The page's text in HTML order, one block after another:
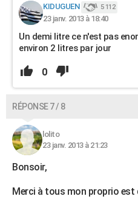
KIDUGUEN 5 112
23 janv. 2013 à 18:40
Un demi litre ce n'est pas
environ 2 litres par jour
0
RÉPONSE 7 / 8
lolito
23 janv. 2013 à 21:23
Bonsoir,
Merci à tous mon proprio est